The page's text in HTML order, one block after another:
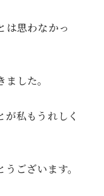
は思わなかっ
した。
私もうれしく
ございます。